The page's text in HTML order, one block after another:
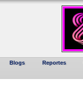
Blogs Reportes